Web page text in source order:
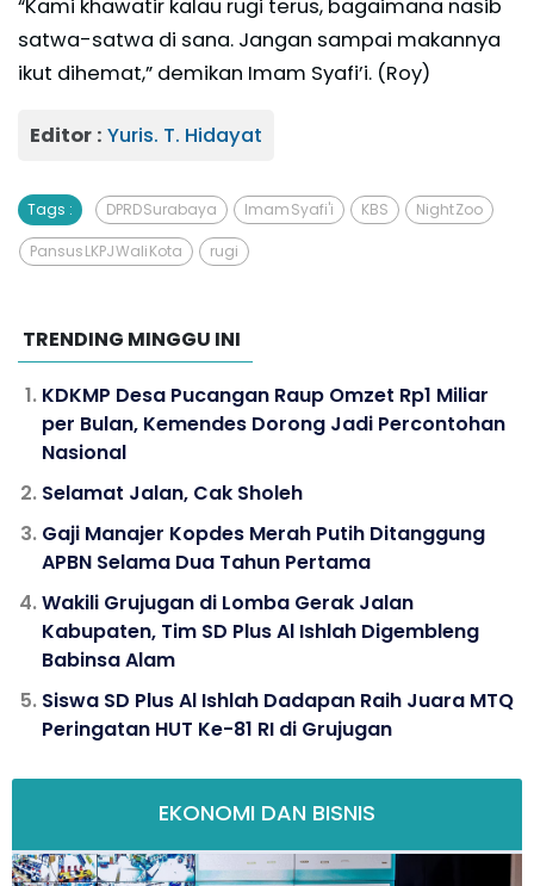
“Kami khawatir kalau rugi terus, bagaimana nasib
satwa-satwa di sana. Jangan sampai makannya
ikut dihemat,” demikan Imam Syafi’i. (Roy)
Editor : Yuris. T. Hidayat
Tags : DPRD Surabaya Imam Syafi'i KBS Night Zoo
Pansus LKPJ Wali Kota rugi
TRENDING MINGGU INI
KDKMP Desa Pucangan Raup Omzet Rp1 Miliar
per Bulan, Kemendes Dorong Jadi Percontohan
Nasional
Selamat Jalan, Cak Sholeh
Gaji Manajer Kopdes Merah Putih Ditanggung
APBN Selama Dua Tahun Pertama
Wakili Grujugan di Lomba Gerak Jalan
Kabupaten, Tim SD Plus Al Ishlah Digembleng
Babinsa Alam
Siswa SD Plus Al Ishlah Dadapan Raih Juara MTQ
Peringatan HUT Ke-81 RI di Grujugan
EKONOMI DAN BISNIS